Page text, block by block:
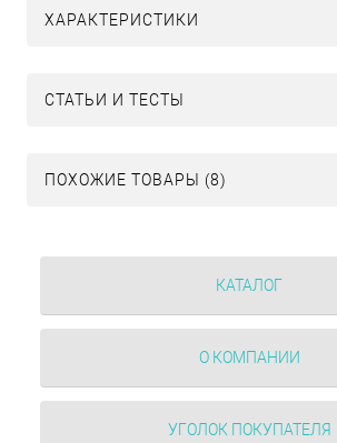
ХАРАКТЕРИСТИКИ
СТАТЬИ И ТЕСТЫ
ПОХОЖИЕ ТОВАРЫ (8)
КАТАЛОГ
О КОМПАНИИ
УГОЛОК ПОКУПАТЕЛЯ